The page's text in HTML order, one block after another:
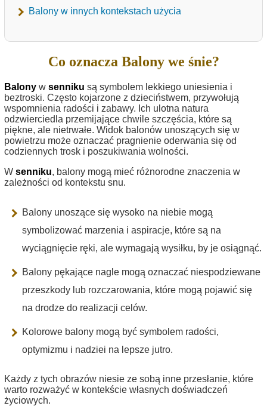
Balony w innych kontekstach użycia
Co oznacza Balony we śnie?
Balony w senniku są symbolem lekkiego uniesienia i
beztroski. Często kojarzone z dzieciństwem, przywołują
wspomnienia radości i zabawy. Ich ulotna natura
odzwierciedla przemijające chwile szczęścia, które są
piękne, ale nietrwałe. Widok balonów unoszących się w
powietrzu może oznaczać pragnienie oderwania się od
codziennych trosk i poszukiwania wolności.
W senniku, balony mogą mieć różnorodne znaczenia w
zależności od kontekstu snu.
Balony unoszące się wysoko na niebie mogą
symbolizować marzenia i aspiracje, które są na
wyciągnięcie ręki, ale wymagają wysiłku, by je osiągnąć.
Balony pękające nagle mogą oznaczać niespodziewane
przeszkody lub rozczarowania, które mogą pojawić się
na drodze do realizacji celów.
Kolorowe balony mogą być symbolem radości,
optymizmu i nadziei na lepsze jutro.
Każdy z tych obrazów niesie ze sobą inne przesłanie, które
warto rozważyć w kontekście własnych doświadczeń
życiowych.